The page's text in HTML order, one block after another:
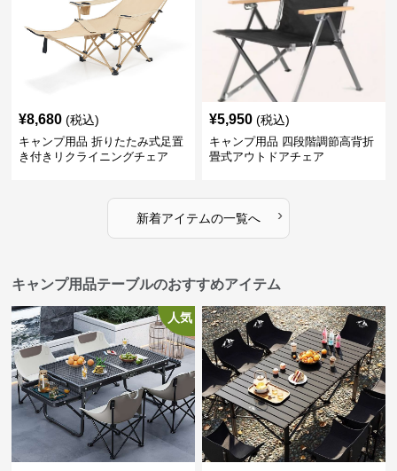
¥8,680 (税込)
キャンプ用品 折りたたみ式足置
き付きリクライニングチェア
¥5,950 (税込)
キャンプ用品 四段階調節高背折
畳式アウトドアチェア
新着アイテムの一覧へ ›
キャンプ用品テーブルのおすすめアイテム
人気